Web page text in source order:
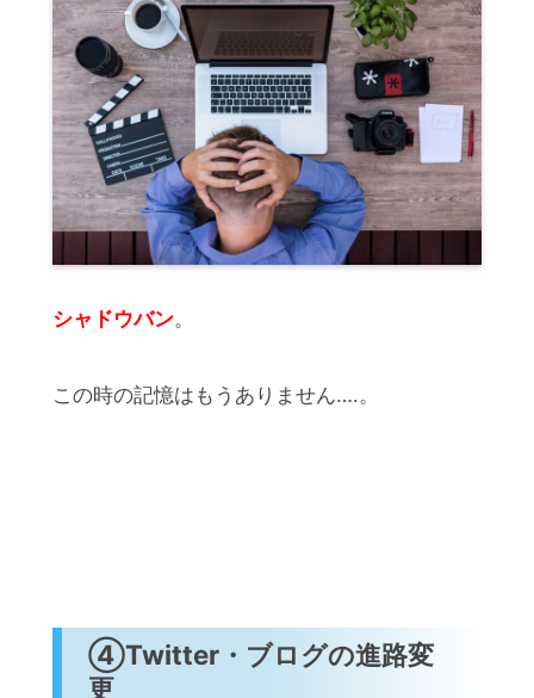
シャドウバン。
この時の記憶はもうありません….。
④Twitter・ブログの進路変
更